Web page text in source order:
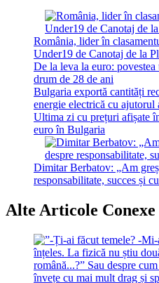
România, lider în
Under19 de Canotaj de la
De la leva la euro: povestea
drum de 28 de ani
Bulgaria exportă cantități
energie electrică cu ajutorul
Ultima zi cu prețuri afișate
euro în Bulgaria
Dimitar Berbatov: „Am
responsabilitate, succes și
Alte Articole Conexe